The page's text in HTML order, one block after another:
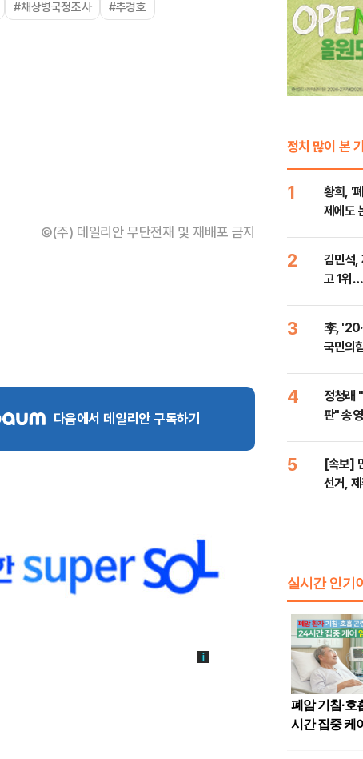
#채상병국정조사 #추경호
©(주) 데일리안 무단전재 및 재배포 금지
다음에서 데일리안 구독하기
정치 많이 본
1
황희, '
제에도
2
김민석,
고 1위
3
李,
국민의
4
정청래
판" 송
5
[속보]
선거,